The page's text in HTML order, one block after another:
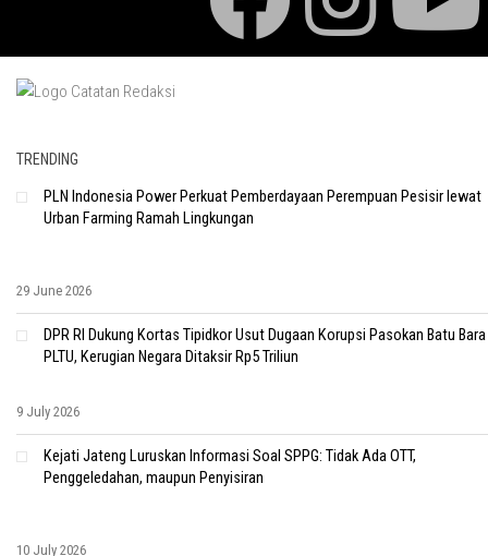
TRENDING
PLN Indonesia Power Perkuat Pemberdayaan Perempuan Pesisir lewat
Urban Farming Ramah Lingkungan
29 June 2026
DPR RI Dukung Kortas Tipidkor Usut Dugaan Korupsi Pasokan Batu Bara
PLTU, Kerugian Negara Ditaksir Rp5 Triliun
9 July 2026
Kejati Jateng Luruskan Informasi Soal SPPG: Tidak Ada OTT,
Penggeledahan, maupun Penyisiran
10 July 2026